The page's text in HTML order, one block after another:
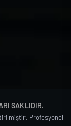
SAKLIDIR.
Profesyonel